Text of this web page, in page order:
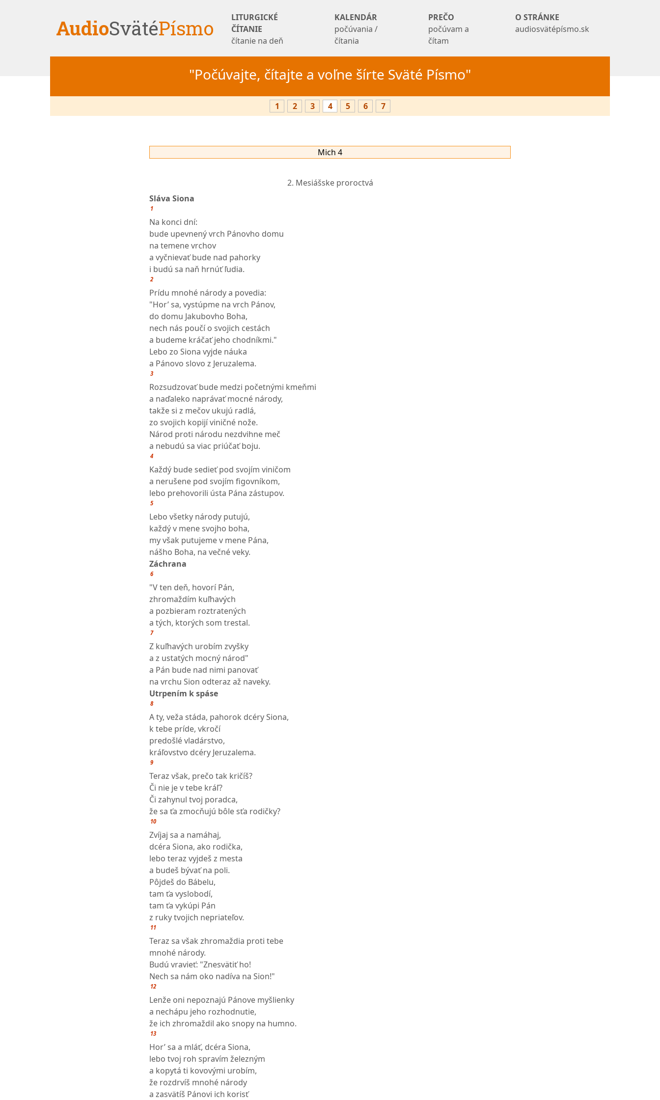
AudioSvätéPísmo
LITURGICKÉ
ČÍTANIE
čítanie na deň
KALENDÁR
počúvania /
čítania
PREČO
počúvam a
čítam
O STRÁNKE
audiosvätépísmo.sk
"Počúvajte, čítajte a voľne šírte Sväté Písmo"
1 2 3 4 5 6 7
Mich 4
2. Mesiášske proroctvá
Sláva Siona
1
Na konci dní:
bude upevnený vrch Pánovho domu
na temene vrchov
a vyčnievať bude nad pahorky
i budú sa naň hrnúť ľudia.
2
Prídu mnohé národy a povedia:
"Hor’ sa, vystúpme na vrch Pánov,
do domu Jakubovho Boha,
nech nás poučí o svojich cestách
a budeme kráčať jeho chodníkmi."
Lebo zo Siona vyjde náuka
a Pánovo slovo z Jeruzalema.
3
Rozsudzovať bude medzi početnými kmeňmi
a naďaleko naprávať mocné národy,
takže si z mečov ukujú radlá,
zo svojich kopijí viničné nože.
Národ proti národu nezdvihne meč
a nebudú sa viac priúčať boju.
4
Každý bude sedieť pod svojím viničom
a nerušene pod svojím figovníkom,
lebo prehovorili ústa Pána zástupov.
5
Lebo všetky národy putujú,
každý v mene svojho boha,
my však putujeme v mene Pána,
nášho Boha, na večné veky.
Záchrana
6
"V ten deň, hovorí Pán,
zhromaždím kuľhavých
a pozbieram roztratených
a tých, ktorých som trestal.
7
Z kuľhavých urobím zvyšky
a z ustatých mocný národ"
a Pán bude nad nimi panovať
na vrchu Sion odteraz až naveky.
Utrpením k spáse
8
A ty, veža stáda, pahorok dcéry Siona,
k tebe príde, vkročí
predošlé vladárstvo,
kráľovstvo dcéry Jeruzalema.
9
Teraz však, prečo tak kričíš?
Či nie je v tebe kráľ?
Či zahynul tvoj poradca,
že sa ťa zmocňujú bôle sťa rodičky?
10
Zvíjaj sa a namáhaj,
dcéra Siona, ako rodička,
lebo teraz vyjdeš z mesta
a budeš bývať na poli.
Pôjdeš do Bábelu,
tam ťa vyslobodí,
tam ťa vykúpi Pán
z ruky tvojich nepriateľov.
11
Teraz sa však zhromaždia proti tebe
mnohé národy.
Budú vravieť: "Znesvätiť ho!
Nech sa nám oko nadíva na Sion!"
12
Lenže oni nepoznajú Pánove myšlienky
a nechápu jeho rozhodnutie,
že ich zhromaždil ako snopy na humno.
13
Hor’ sa a mláť, dcéra Siona,
lebo tvoj roh spravím železným
a kopytá ti kovovými urobím,
že rozdrvíš mnohé národy
a zasvätíš Pánovi ich korisť